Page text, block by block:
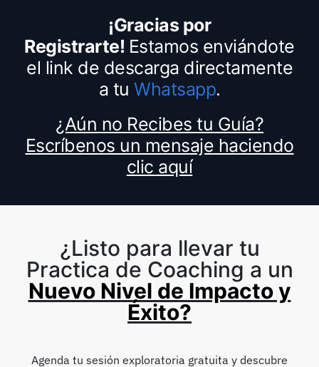
¡Gracias por
Registrarte! Estamos enviándote
el link de descarga directamente
a tu Whatsapp.
¿Aún no Recibes tu Guía?
Escríbenos un mensaje haciendo
clic aquí
¿Listo para llevar tu
Practica de Coaching a un
Nuevo Nivel de Impacto y
Éxito?
Agenda tu sesión exploratoria gratuita y descubre